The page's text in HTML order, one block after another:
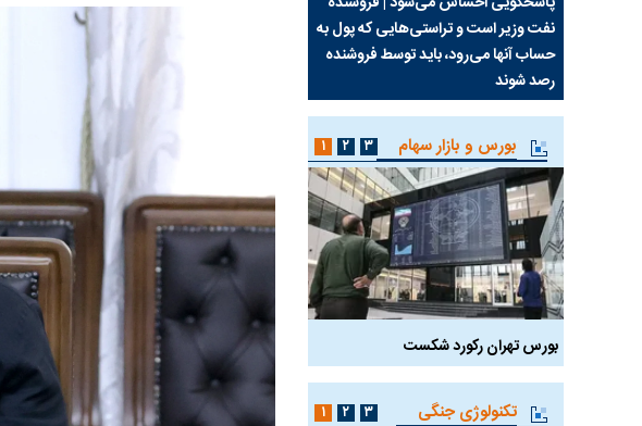
نفت وزیر است و تراستی‌هایی که پول به
حساب آنها می‌رود، باید توسط فروشنده
رصد شوند
بورس و بازار سهام
بورس تهران رکورد شکست سیگنال مثبت دیپلماسی به بورس
۱ ۲ ۳
تکنولوژی جنگی ۱ ۲ ۳